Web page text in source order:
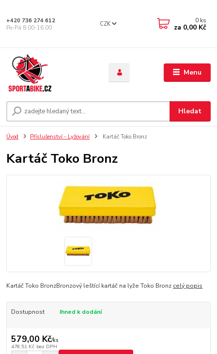
Menu
CZK
Hledat
+420 736 274 612
Po-Pá 8.00-16.00
0 ks
za 0,00 Kč
Úvod Příslušenství - Lyžování Kartáč Toko Bronz
Kartáč Toko Bronz
Kartáč Toko BronzBronzový leštící kartáč na lyže Toko Bronz celý popis
Dostupnost Ihned k dodání
579,00 Kč/ks
478,51 Kč bez DPH